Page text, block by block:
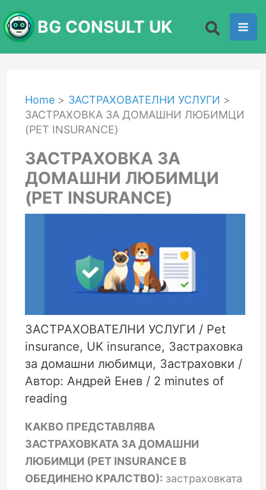
to
content
BG CONSULT UK
Home
ЗАСТРАХОВАТЕЛНИ УСЛУГИ
ЗАСТРАХОВКА ЗА ДОМАШНИ ЛЮБИМЦИ
(PET INSURANCE)
ЗАСТРАХОВКА ЗА
ДОМАШНИ ЛЮБИМЦИ
(PET INSURANCE)
ЗАСТРАХОВАТЕЛНИ УСЛУГИ / Pet
insurance, UK insurance, Застраховка
за домашни любимци, Застраховки /
Автор: Андрей Енев / 2 minutes of
reading
КАКВО ПРЕДСТАВЛЯВА
ЗАСТРАХОВКАТА ЗА ДОМАШНИ
ЛЮБИМЦИ (PET INSURANCE В
ОБЕДИНЕНО КРАЛСТВО): застраховката